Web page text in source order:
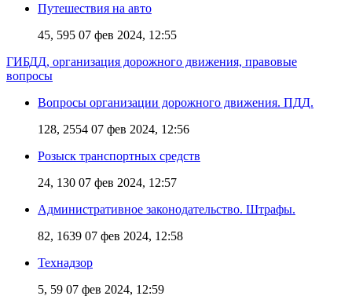
Путешествия на авто
45, 595 07 фев 2024, 12:55
ГИБДД, организация дорожного движения, правовые
вопросы
Вопросы организации дорожного движения. ПДД.
128, 2554 07 фев 2024, 12:56
Розыск транспортных средств
24, 130 07 фев 2024, 12:57
Административное законодательство. Штрафы.
82, 1639 07 фев 2024, 12:58
Технадзор
5, 59 07 фев 2024, 12:59